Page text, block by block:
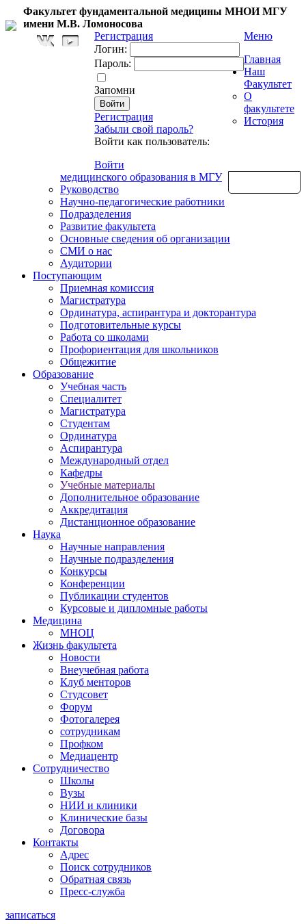
Факультет фундаментальной медицины МНОИ МГУ
имени М.В. Ломоносова
Регистрация
Логин:
Пароль:
Запомни
Регистрация
Забыли свой пароль?
Войти как пользователь:
Войти
Меню
Главная
Наш
Факультет
О
факультете
История
медицинского образования в МГУ
Руководство
Научно-педагогические работники
Подразделения
Развитие факультета
Основные сведения об организации
СМИ о нас
Аудитории
Поступающим
Приемная комиссия
Магистратура
Ординатура, аспирантура и докторантура
Подготовительные курсы
Работа со школами
Профориентация для школьников
Общежитие
Образование
Учебная часть
Специалитет
Магистратура
Студентам
Ординатура
Аспирантура
Международный отдел
Кафедры
Учебные материалы
Дополнительное образование
Аккредитация
Дистанционное образование
Наука
Научные направления
Научные подразделения
Конкурсы
Конференции
Публикации студентов
Курсовые и дипломные работы
Медицина
МНОЦ
Жизнь факультета
Новости
Внеучебная работа
Клуб менторов
Студсовет
Форум
Фотогалерея
сотрудникам
Профком
Медиацентр
Сотрудничество
Школы
Вузы
НИИ и клиники
Клинические базы
Договора
Контакты
Адрес
Поиск сотрудников
Обратная связь
Пресс-служба
записаться